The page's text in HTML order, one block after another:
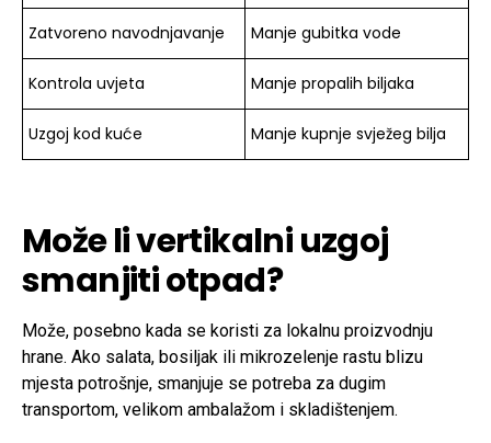
Zatvoreno navodnjavanje Manje gubitka vode
Kontrola uvjeta Manje propalih biljaka
Uzgoj kod kuće Manje kupnje svježeg bilja
Može li vertikalni uzgoj
smanjiti otpad?
Može, posebno kada se koristi za lokalnu proizvodnju
hrane. Ako salata, bosiljak ili mikrozelenje rastu blizu
mjesta potrošnje, smanjuje se potreba za dugim
transportom, velikom ambalažom i skladištenjem.